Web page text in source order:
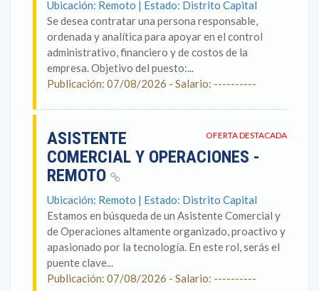
Ubicación: Remoto | Estado: Distrito Capital
Se desea contratar una persona responsable,
ordenada y analítica para apoyar en el control
administrativo, financiero y de costos de la
empresa. Objetivo del puesto:...
Publicación: 07/08/2026 - Salario: ----------
OFERTA DESTACADA
ASISTENTE
COMERCIAL Y OPERACIONES -
REMOTO
Ubicación: Remoto | Estado: Distrito Capital
Estamos en búsqueda de un Asistente Comercial y
de Operaciones altamente organizado, proactivo y
apasionado por la tecnología. En este rol, serás el
puente clave...
Publicación: 07/08/2026 - Salario: ----------